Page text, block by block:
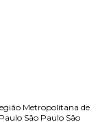
Metropolitana de
São Paulo São